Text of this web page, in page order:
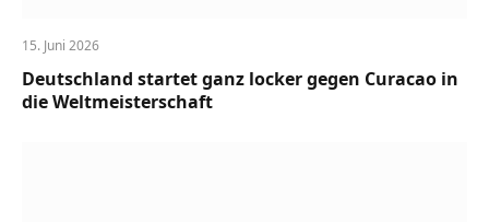
15. Juni 2026
Deutschland startet ganz locker gegen Curacao in
die Weltmeisterschaft